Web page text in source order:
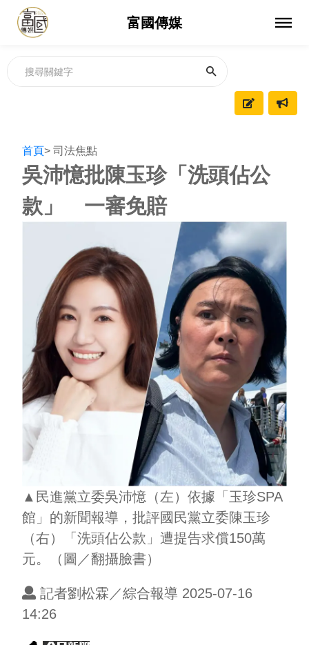
富國傳媒
首頁> 司法焦點
吳沛憶批陳玉珍「洗頭佔公
款」 一審免賠
▲民進黨立委吳沛憶（左）依據「玉珍SPA
館」的新聞報導，批評國民黨立委陳玉珍
（右）「洗頭佔公款」遭提告求償150萬
元。（圖／翻攝臉書）
記者劉松霖／綜合報導 2025-07-16
14:26